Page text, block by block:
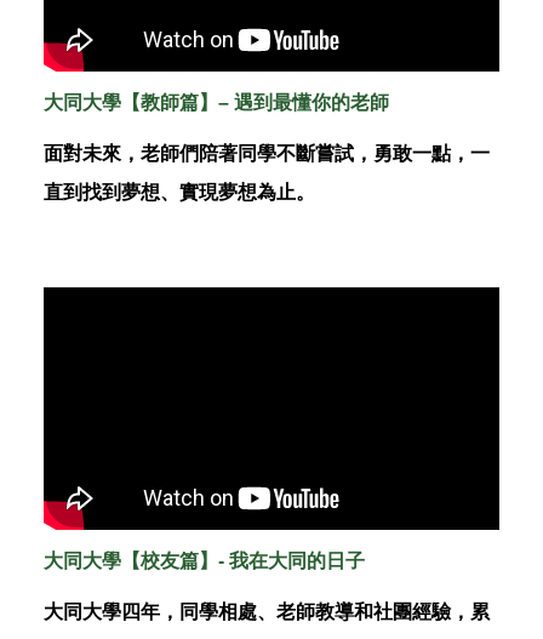
大同大學【教師篇】 – 遇到最懂你的老師
面對未來，老師們陪著同學不斷嘗試，勇敢一點，一
直到找到夢想、實現夢想為止。
大同大學【校友篇】- 我在大同的日子
大同大學四年，同學相處、老師教導和社團經驗，累